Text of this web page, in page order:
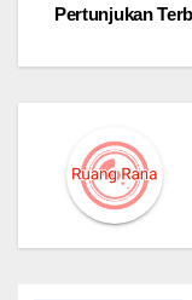
Pertunjukan